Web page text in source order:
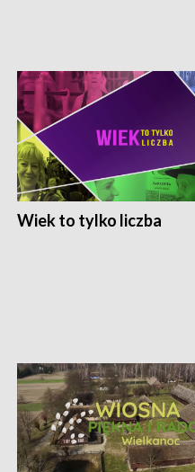
Wiek to tylko liczba